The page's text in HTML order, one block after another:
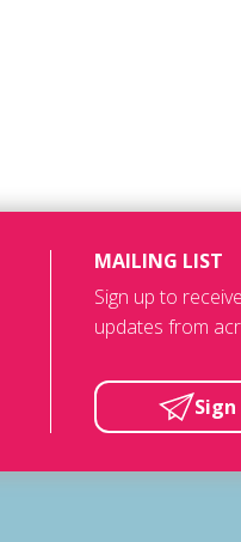
MAILING LIST
Sign up to
updates from
Sign